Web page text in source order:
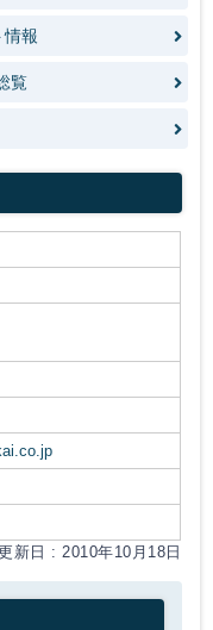
情報
覧
新日 : 2010年10月18日